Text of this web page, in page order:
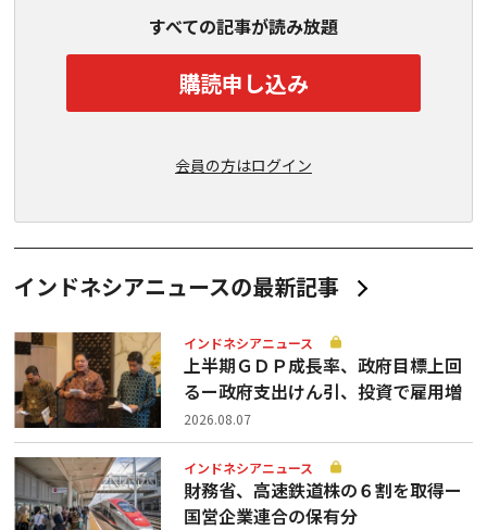
すべての記事が読み放題
購読申し込み
会員の方はログイン
インドネシアニュースの最新記事
インドネシアニュース
上半期ＧＤＰ成長率、政府目標上回
るー政府支出けん引、投資で雇用増
2026.08.07
インドネシアニュース
財務省、高速鉄道株の６割を取得ー
国営企業連合の保有分